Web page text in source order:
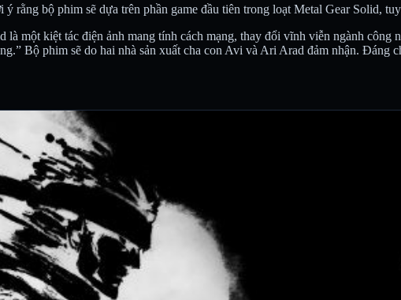
rằng bộ phim sẽ dựa trên phần game đầu tiên trong loạt Metal Gear Solid,
là một kiệt tác điện ảnh mang tính cách mạng, thay đổi vĩnh viễn ngành
Bộ phim sẽ do hai nhà sản xuất cha con Avi và Ari Arad đảm nhận.